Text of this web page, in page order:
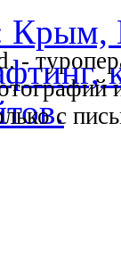
-
с